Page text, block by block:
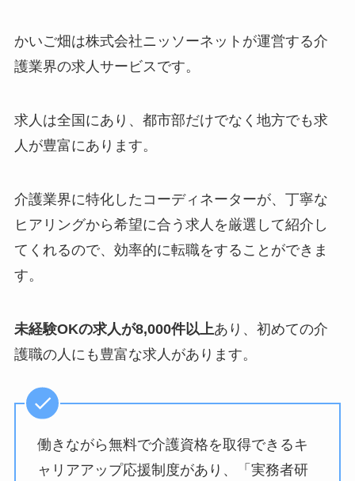
かいご畑は株式会社ニッソーネットが運営する介
護業界の求人サービスです。
求人は全国にあり、都市部だけでなく地方でも求
人が豊富にあります。
介護業界に特化したコーディネーターが、丁寧な
ヒアリングから希望に合う求人を厳選して紹介し
てくれるので、効率的に転職をすることができま
す。
未経験OKの求人が8,000件以上あり、初めての介
護職の人にも豊富な求人があります。
働きながら無料で介護資格を取得できるキ
ャリアアップ応援制度があり、「実務者研